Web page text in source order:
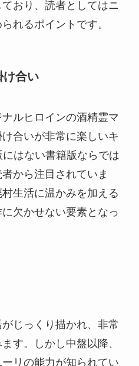
おり、読者としてはニ
れるポイントです。
け合い
ルヒロインの酒精霊マ
合いが非常に楽しいキ
はない書籍版ならでは
から注目されていま
生活に温かみを加える
欠かせない要素となっ
じっくり描かれ、非常
す。しかし中盤以降、
リの能力が知られてい